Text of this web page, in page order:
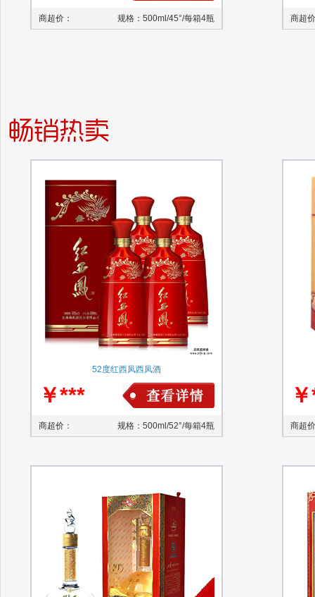
商超价： 规格：500ml/45°/每箱4瓶 商超
52度红西凤西凤酒
￥***
商超价： 规格：500ml/52°/每箱4瓶 商超